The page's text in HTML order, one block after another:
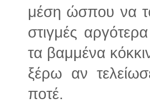
μέση ώσπου να
στιγμές
τα βαμμένα
ξέρω αν
ποτέ.